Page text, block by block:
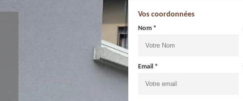
Vos coordonnées
Nom *
Email *